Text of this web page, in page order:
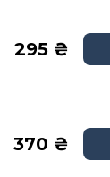
295 ₴
370 ₴